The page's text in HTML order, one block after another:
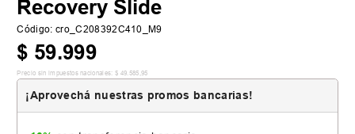
Recovery Slide
Código: cro_C208392C410_M9
$ 59.999
Precio sin impuestos nacionales: $ 49.585 ,95
¡Aprovechá nuestras promos bancarias!